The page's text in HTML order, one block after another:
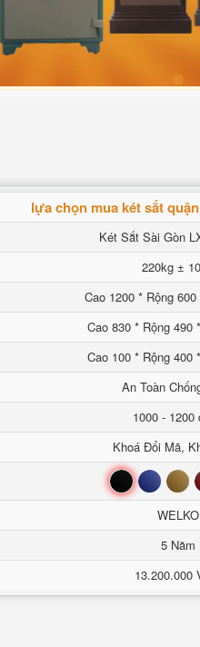
lựa chọn mua két sắt
Két Sắt Sài Gòn
220kg ±
Cao 1200 * Rộng
Cao 830 * Rộng 490
Cao 100 * Rộng 400
An Toàn
1000 - 1200
Khoá Đổi Mã,
Đen Xanh Nâu
WELKO
5 Năm
13.200.000